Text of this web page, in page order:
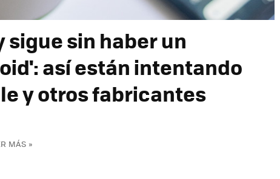
sigue sin haber un
así están intentando
y otros fabricantes
MÁS »